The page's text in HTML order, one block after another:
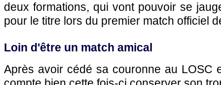
deux formations, qui vont pouvoir se
pour le titre lors du premier match officiel
Loin d'être un match amical
Après avoir cédé sa couronne au LOSC